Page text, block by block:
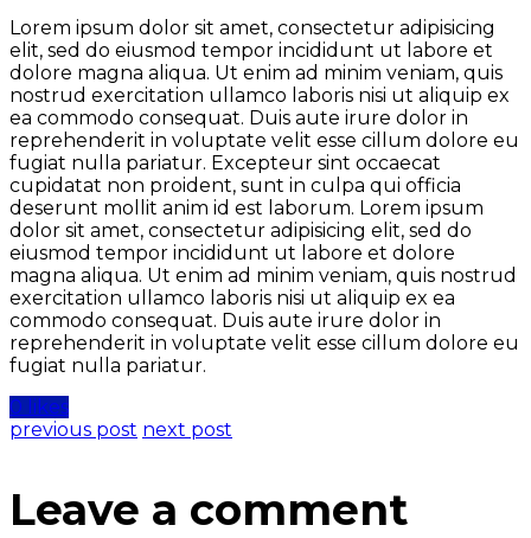
Lorem ipsum dolor sit amet, consectetur adipisicing
elit, sed do eiusmod tempor incididunt ut labore et
dolore magna aliqua. Ut enim ad minim veniam, quis
nostrud exercitation ullamco laboris nisi ut aliquip ex
ea commodo consequat. Duis aute irure dolor in
reprehenderit in voluptate velit esse cillum dolore eu
fugiat nulla pariatur. Excepteur sint occaecat
cupidatat non proident, sunt in culpa qui officia
deserunt mollit anim id est laborum. Lorem ipsum
dolor sit amet, consectetur adipisicing elit, sed do
eiusmod tempor incididunt ut labore et dolore
magna aliqua. Ut enim ad minim veniam, quis nostrud
exercitation ullamco laboris nisi ut aliquip ex ea
commodo consequat. Duis aute irure dolor in
reprehenderit in voluptate velit esse cillum dolore eu
fugiat nulla pariatur.
0 likes
previous post next post
Leave a comment